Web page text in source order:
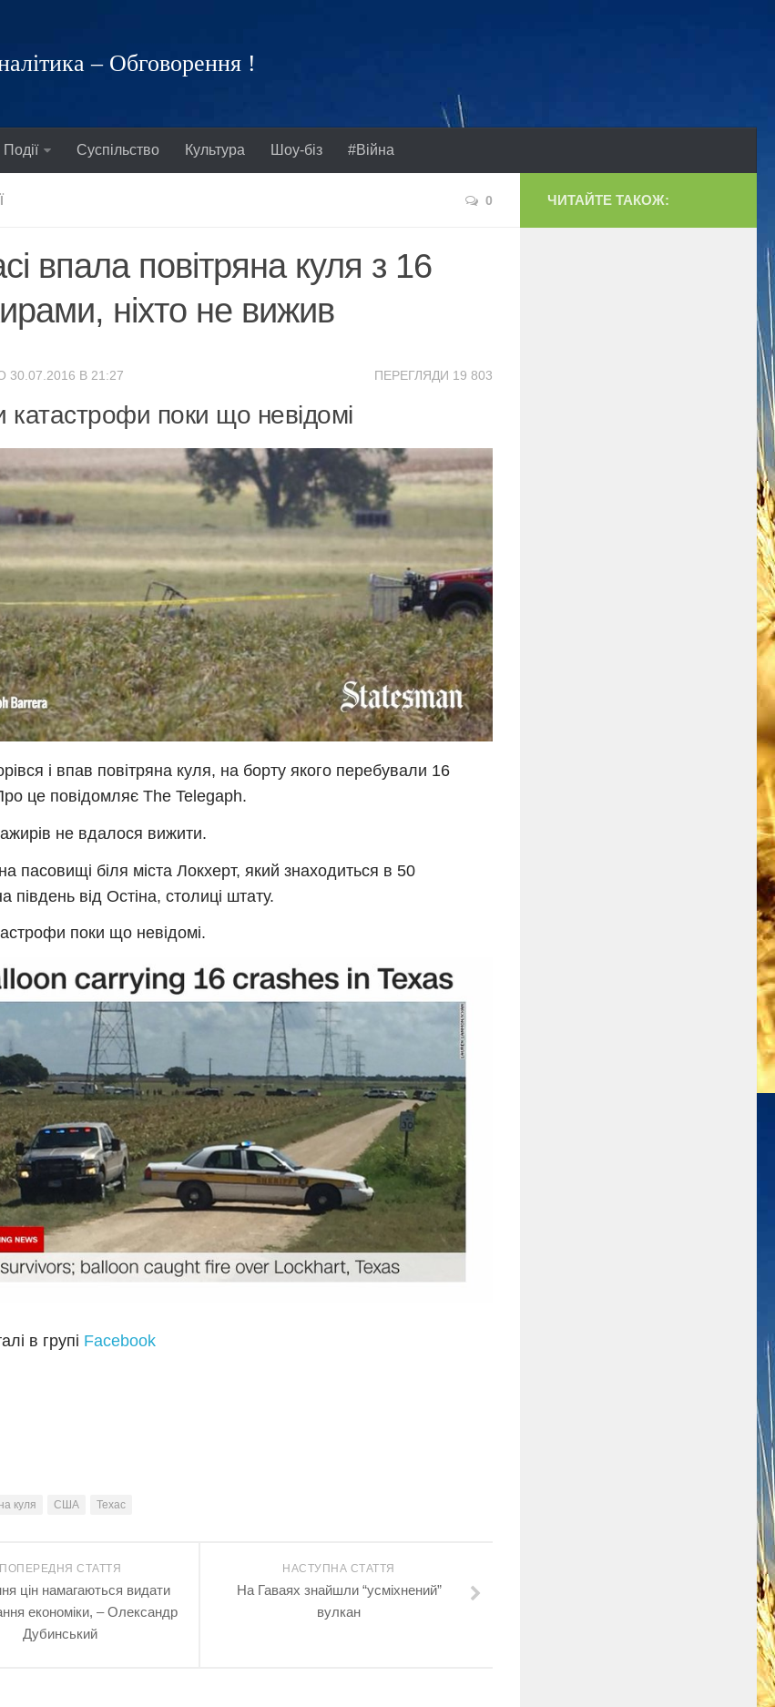
– Обговорення !
Події Суспільство Культура Шоу-біз #Війна
0
впала повітряна куля з 16
ніхто не вижив
ПЕРЕГЛЯДИ 19 803
В 21:27
катастрофи поки що невідомі
і впав повітряна куля, на борту якого перебували 16
це повідомляє The Telegaph.
не вдалося вижити.
пасовищі біля міста Локхерт, який знаходиться в 50
південь від Остіна, столиці штату.
поки що невідомі.
в групі Facebook
куля США Техас
НАСТУПНА СТАТТЯ
На Гаваях знайшли “усміхнений”
вулкан
ПОПЕРЕДНЯ СТАТТЯ
цін намагаються видати
економіки, – Олександр
Дубинський
ЧИТАЙТЕ ТАКОЖ: